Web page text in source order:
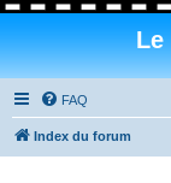
Le
FAQ
Index du forum